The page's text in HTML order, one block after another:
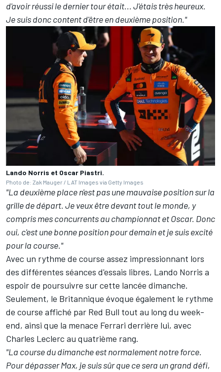
d'avoir réussi le dernier tour était... J'étais très heureux.
Je suis donc content d'être en deuxième position."
Lando Norris et Oscar Piastri.
Photo de: Zak Mauger / LAT Images via Getty Images
"La deuxième place n'est pas une mauvaise position sur la
grille de départ. Je veux être devant tout le monde, y
compris mes concurrents au championnat et Oscar. Donc
oui, c'est une bonne position pour demain et je suis excité
pour la course."
Avec un rythme de course assez impressionnant lors
des différentes séances d'essais libres, Lando Norris a
espoir de poursuivre sur cette lancée dimanche.
Seulement, le Britannique évoque également le rythme
de course affiché par Red Bull tout au long du week-
end, ainsi que la menace Ferrari derrière lui, avec
Charles Leclerc au quatrième rang.
"La course du dimanche est normalement notre force.
Pour dépasser Max, je suis sûr que ce sera un grand défi,